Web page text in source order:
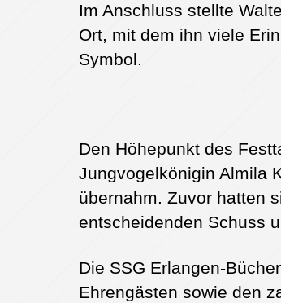
Im Anschluss stellte
Ort, mit dem ihn viele
Symbol.
Den Höhepunkt des
Jungvogelkönigin Almila
übernahm. Zuvor hatten
entscheidenden Schuss
Die SSG Erlangen-
Ehrengästen sowie den